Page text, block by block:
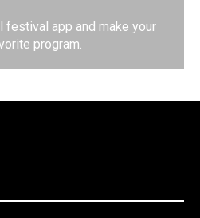
festival app and make your
program.